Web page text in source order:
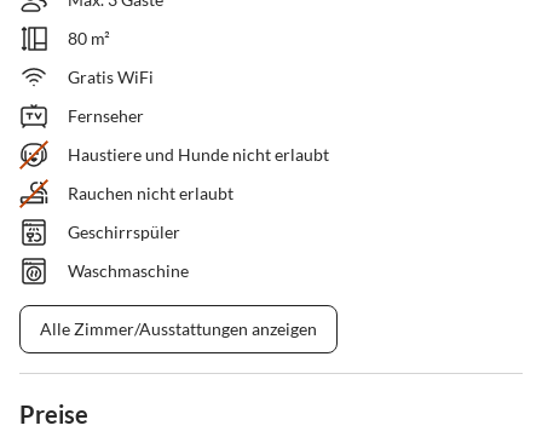
80 m²
Gratis WiFi
Fernseher
Haustiere und Hunde nicht erlaubt
Rauchen nicht erlaubt
Geschirrspüler
Waschmaschine
Alle Zimmer/Ausstattungen anzeigen
Preise